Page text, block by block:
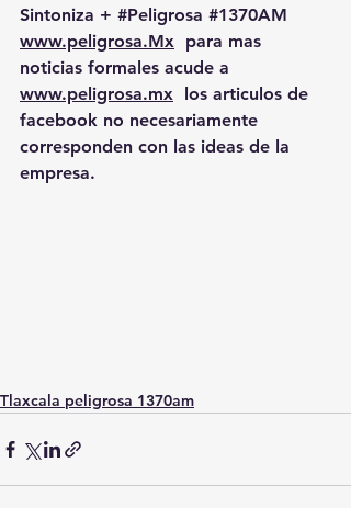
Sintoniza + #Peligrosa #1370AM
www.peligrosa.Mx para mas
noticias formales acude a
www.peligrosa.mx los articulos de
facebook no necesariamente
corresponden con las ideas de la
empresa.
Tlaxcala peligrosa 1370am